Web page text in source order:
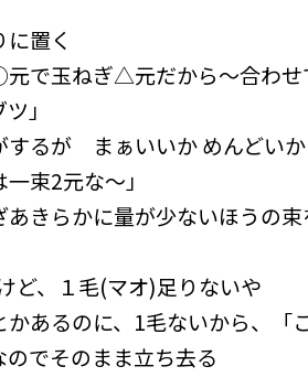
置く
元で玉ねぎ△元だから～合わ
」
するが まぁいいか めんどい
一束2元な～」
あきらかに量が少ないほうの
ど、１毛(マオ)足りないや
かあるのに、1毛ないから、「
のでそのまま立ち去る
中国映画情報
中国ニュー
日本旅行ブ